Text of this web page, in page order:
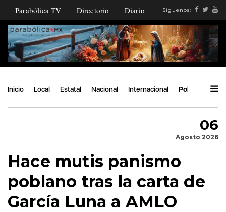
Parabólica TV Directorio Diario Síguenos:
Inicio Local Estatal Nacional Internacional Política
06
Agosto 2026
Hace mutis panismo
poblano tras la carta de
García Luna a AMLO